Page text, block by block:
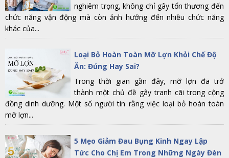
nghiêm trọng, không chỉ gây tổn thương đến
chức năng vận động mà còn ảnh hưởng đến nhiều chức năng
khác của...
Loại Bỏ Hoàn Toàn Mỡ Lợn Khỏi Chế Độ
Ăn: Đúng Hay Sai?
Trong thời gian gần đây, mỡ lợn đã trở
thành một chủ đề gây tranh cãi trong cộng
đồng dinh dưỡng. Một số người tin rằng việc loại bỏ hoàn toàn
mỡ lợn...
5 Mẹo Giảm Đau Bụng Kinh Ngay Lập
Tức Cho Chị Em Trong Những Ngày Đèn